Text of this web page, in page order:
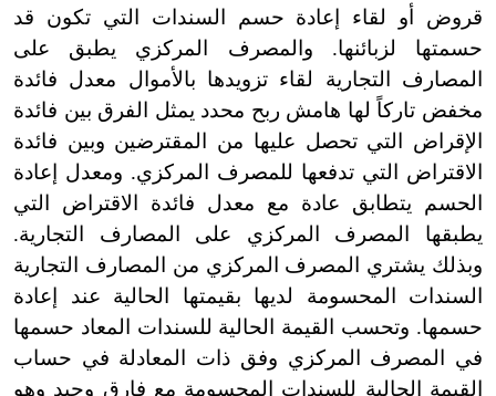
قروض أو لقاء إعادة حسم السندات التي تكون قد
حسمتها لزبائنها. والمصرف المركزي يطبق على
المصارف التجارية لقاء تزويدها بالأموال معدل فائدة
مخفض تاركاً لها هامش ربح محدد يمثل الفرق بين فائدة
الإقراض التي تحصل عليها من المقترضين وبين فائدة
الاقتراض التي تدفعها للمصرف المركزي. ومعدل إعادة
الحسم يتطابق عادة مع معدل فائدة الاقتراض التي
يطبقها المصرف المركزي على المصارف التجارية.
وبذلك يشتري المصرف المركزي من المصارف التجارية
السندات المحسومة لديها بقيمتها الحالية عند إعادة
حسمها. وتحسب القيمة الحالية للسندات المعاد حسمها
في المصرف المركزي وفق ذات المعادلة في حساب
القيمة الحالية للسندات المحسومة مع فارق وحيد وهو